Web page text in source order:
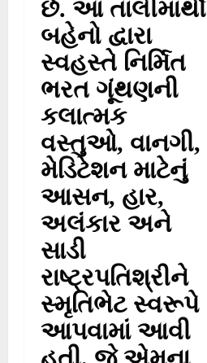
છે. આ તાલીમાર્થી
બહેનો દ્વારા
સ્વહસ્તે નિર્મિત
ભરત ગૂંથણની
કલાત્મક
વસ્તુઓ, વાનગી,
મેડિટેશન માટેનું
આસન, હાર,
અલંકાર અને
સાડી
રાષ્ટ્રપતિશ્રીને
સ્મૃતિભેટ સ્વરૂપે
આપવામાં આવી